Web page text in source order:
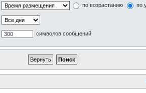
по возрастанию по
символов сообщений